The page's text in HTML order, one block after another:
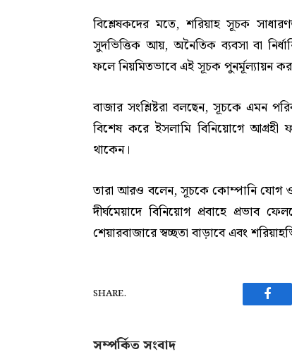
বিশ্লেষকদের মতে, শরিয়াহ সূচক
সুদভিত্তিক আয়, অনৈতিক ব্যবসা বা
ফলে নিয়মিতভাবে এই সূচক পুনর্মূল্যায়ন
বাজার সংশ্লিষ্টরা বলছেন, সূচকে এমন
বিশেষ করে ইসলামি বিনিয়োগে আগ্রহী
থাকেন।
তারা আরও বলেন, সূচকে কোম্পানি যোগ ও
দীর্ঘমেয়াদে বিনিয়োগ প্রবাহে প্রভাব
শেয়ারবাজারে স্বচ্ছতা বাড়াবে এবং
SHARE.
সম্পর্কিত সংবাদ